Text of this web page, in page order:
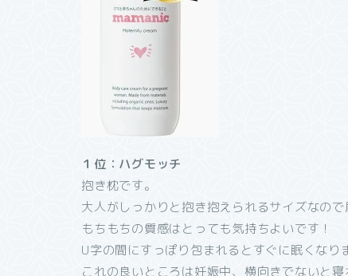
１位：ハグモッチ
抱き枕です。
大人がしっかりと抱き抱えられるサイズなの
もちもちの質感はとっても気持ちよいです！
U字の間にすっぽり包まれるとすぐに眠くなり
これの良いところは妊娠中、横向きでないと